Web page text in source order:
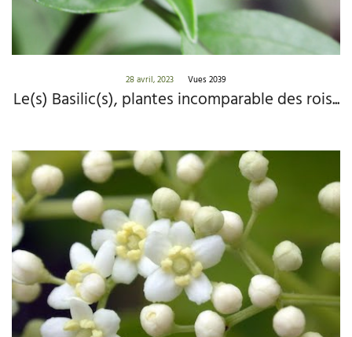
28 avril, 2023 Vues 2039
Le(s) Basilic(s), plantes incomparable des rois...